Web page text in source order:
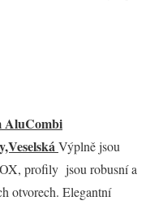
AluCombi
Výplně jsou
profily jsou robusní a
otvorech. Elegantní